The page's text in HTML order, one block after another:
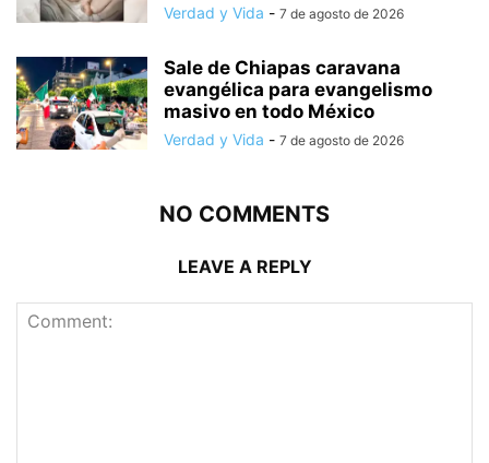
Verdad y Vida - 7 de agosto de 2026
Sale de Chiapas caravana
evangélica para evangelismo
masivo en todo México
Verdad y Vida - 7 de agosto de 2026
NO COMMENTS
LEAVE A REPLY